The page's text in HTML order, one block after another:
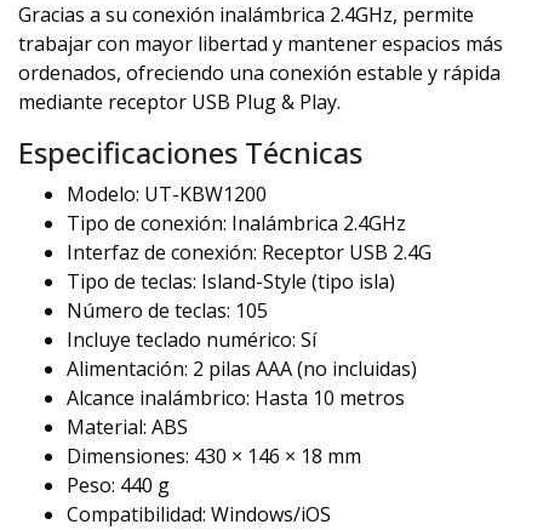
Gracias a su conexión inalámbrica 2.4GHz, permite
trabajar con mayor libertad y mantener espacios más
ordenados, ofreciendo una conexión estable y rápida
mediante receptor USB Plug & Play.
Especificaciones Técnicas
Modelo: UT-KBW1200
Tipo de conexión: Inalámbrica 2.4GHz
Interfaz de conexión: Receptor USB 2.4G
Tipo de teclas: Island-Style (tipo isla)
Número de teclas: 105
Incluye teclado numérico: Sí
Alimentación: 2 pilas AAA (no incluidas)
Alcance inalámbrico: Hasta 10 metros
Material: ABS
Dimensiones: 430 × 146 × 18 mm
Peso: 440 g
Compatibilidad: Windows/iOS